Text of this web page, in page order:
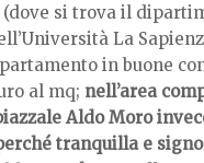
(dove si trova il
La
in buone
al mq; nell’area
Aldo Moro
tranquilla e